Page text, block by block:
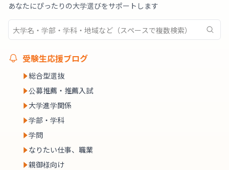
あなたにぴったりの大学選びをサポートします
受験生応援ブログ
総合型選抜
公募推薦・推薦入試
大学進学関係
学部・学科
学問
なりたい仕事、職業
親御様向け